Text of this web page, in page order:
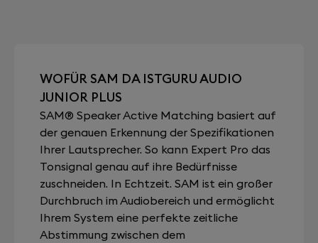
WOFÜR SAM DA ISTGURU AUDIO
JUNIOR PLUS
SAM® Speaker Active Matching basiert auf
der genauen Erkennung der Spezifikationen
Ihrer Lautsprecher. So kann Expert Pro das
Tonsignal genau auf ihre Bedürfnisse
zuschneiden. In Echtzeit. SAM ist ein großer
Durchbruch im Audiobereich und ermöglicht
Ihrem System eine perfekte zeitliche
Abstimmung zwischen dem